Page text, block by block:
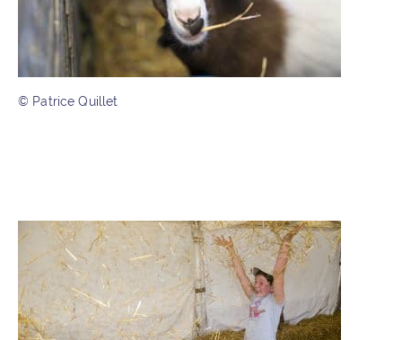
© Patrice Quillet